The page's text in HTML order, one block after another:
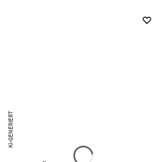
KI-GENERIERT